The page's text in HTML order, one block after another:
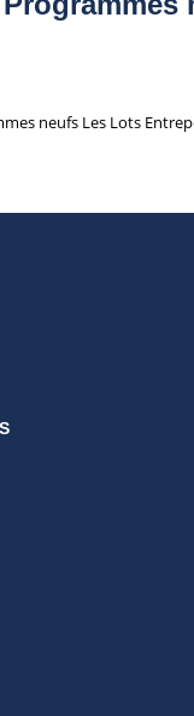
neufs Les Lots